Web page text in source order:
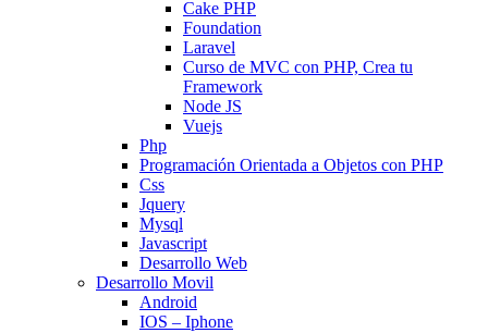
Cake PHP
Foundation
Laravel
Curso de MVC con PHP, Crea tu
Framework
Node JS
Vuejs
Php
Programación Orientada a Objetos con PHP
Css
Jquery
Mysql
Javascript
Desarrollo Web
Desarrollo Movil
Android
IOS – Iphone